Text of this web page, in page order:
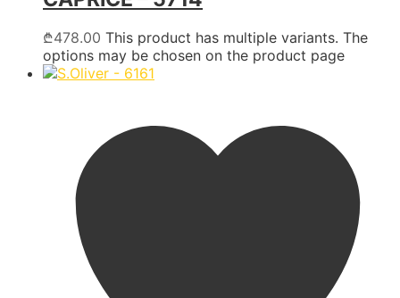
₾478.00 This product has multiple variants. The
options may be chosen on the product page